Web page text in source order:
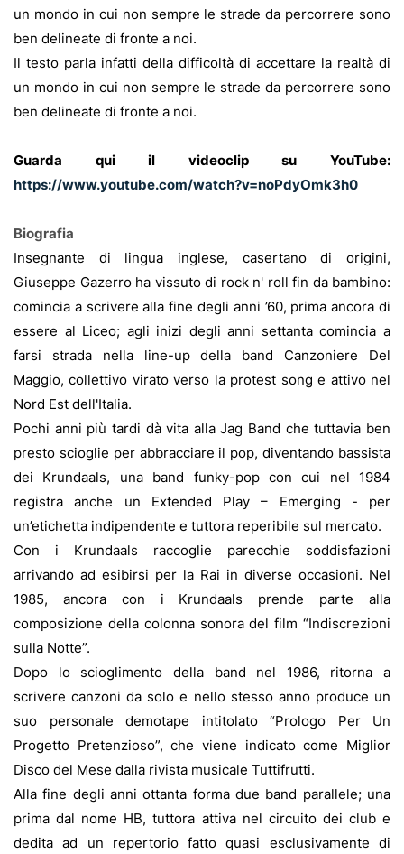
un mondo in cui non sempre le strade da percorrere sono
ben delineate di fronte a noi.
Il testo parla infatti della difficoltà di accettare la realtà di
un mondo in cui non sempre le strade da percorrere sono
ben delineate di fronte a noi.
Guarda qui il videoclip su YouTube:
https://www.youtube.com/watch?v=noPdyOmk3h0
Biografia
Insegnante di lingua inglese, casertano di origini,
Giuseppe Gazerro ha vissuto di rock n' roll fin da bambino:
comincia a scrivere alla fine degli anni ’60, prima ancora di
essere al Liceo; agli inizi degli anni settanta comincia a
farsi strada nella line-up della band Canzoniere Del
Maggio, collettivo virato verso la protest song e attivo nel
Nord Est dell'Italia.
Pochi anni più tardi dà vita alla Jag Band che tuttavia ben
presto scioglie per abbracciare il pop, diventando bassista
dei Krundaals, una band funky-pop con cui nel 1984
registra anche un Extended Play – Emerging - per
un’etichetta indipendente e tuttora reperibile sul mercato.
Con i Krundaals raccoglie parecchie soddisfazioni
arrivando ad esibirsi per la Rai in diverse occasioni. Nel
1985, ancora con i Krundaals prende parte alla
composizione della colonna sonora del film “Indiscrezioni
sulla Notte”.
Dopo lo scioglimento della band nel 1986, ritorna a
scrivere canzoni da solo e nello stesso anno produce un
suo personale demotape intitolato “Prologo Per Un
Progetto Pretenzioso”, che viene indicato come Miglior
Disco del Mese dalla rivista musicale Tuttifrutti.
Alla fine degli anni ottanta forma due band parallele; una
prima dal nome HB, tuttora attiva nel circuito dei club e
dedita ad un repertorio fatto quasi esclusivamente di